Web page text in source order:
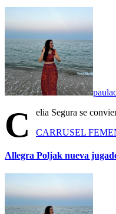
C
elia Segura se
CARRUSEL
Allegra Poljak nueva